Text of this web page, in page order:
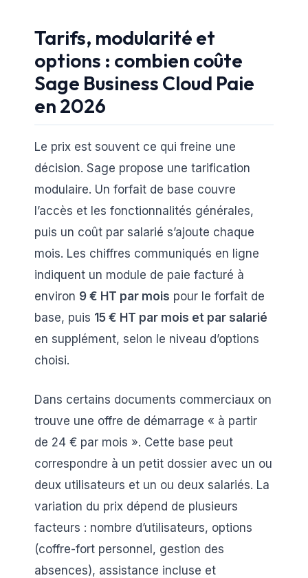
Tarifs, modularité et
options : combien coûte
Sage Business Cloud Paie
en 2026
Le prix est souvent ce qui freine une
décision. Sage propose une tarification
modulaire. Un forfait de base couvre
l’accès et les fonctionnalités générales,
puis un coût par salarié s’ajoute chaque
mois. Les chiffres communiqués en ligne
indiquent un module de paie facturé à
environ 9 € HT par mois pour le forfait de
base, puis 15 € HT par mois et par salarié
en supplément, selon le niveau d’options
choisi.
Dans certains documents commerciaux on
trouve une offre de démarrage « à partir
de 24 € par mois ». Cette base peut
correspondre à un petit dossier avec un ou
deux utilisateurs et un ou deux salariés. La
variation du prix dépend de plusieurs
facteurs : nombre d’utilisateurs, options
(coffre-fort personnel, gestion des
absences), assistance incluse et